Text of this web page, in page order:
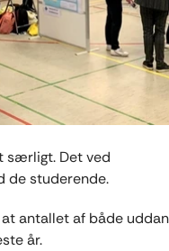
særligt. Det ved
de studerende.
antallet af både
år.